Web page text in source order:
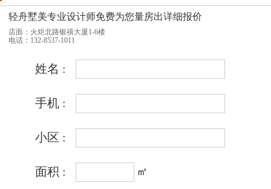
轻舟墅美装饰2025夏季招聘计划
激情开跑！2025济宁马拉松圆满落幕，轻舟墅美装饰...
轻舟墅美专业设计师免费为您量房出详细报价
店面：火炬北路银禧大厦1-6楼
电话：132-8537-1011